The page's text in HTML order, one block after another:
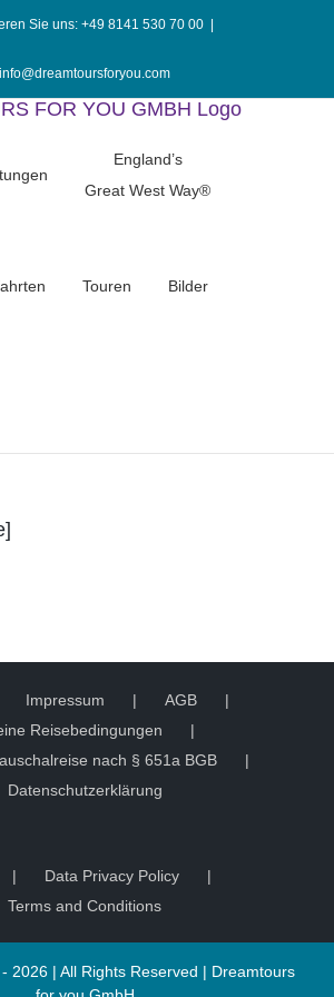
Sie uns: +49 8141 530 70 00
info@dreamtoursforyou.com
England’s
Great West Way®
Touren Bilder
Impressum
AGB
Reisebedingungen
nach § 651a BGB
Datenschutzerklärung
Data Privacy Policy
Terms and Conditions
2026 | All Rights Reserved | Dreamtours